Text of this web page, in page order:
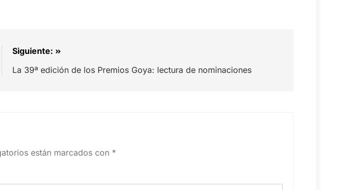
Siguiente:
La 39ª edición de los Premios Goya: lectura de nominaciones
están marcados con *